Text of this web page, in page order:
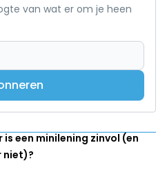
van wat er om je heen
is een minilening zinvol (en
niet)?